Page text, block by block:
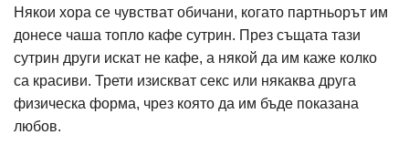
Някои хора се чувстват обичани, когато партньорът им
донесе чаша топло кафе сутрин. През същата тази
сутрин други искат не кафе, а някой да им каже колко
са красиви. Трети изискват секс или някаква друга
физическа форма, чрез която да им бъде показана
любов.